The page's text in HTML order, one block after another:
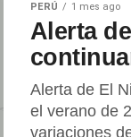
PERÚ 1 mes ago
Alerta
Alerta de El
el verano de
variaciones